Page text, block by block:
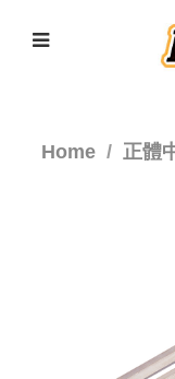
Home 正體